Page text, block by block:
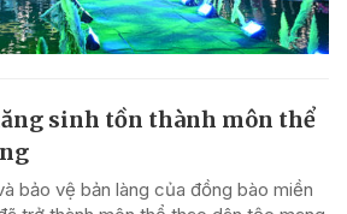
sinh tồn thành môn thể
bảo vệ bản làng của đồng bào miền